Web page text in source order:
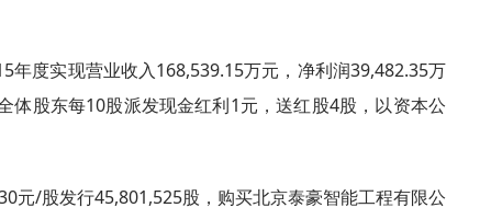
年度实现营业收入168,539.15万元，净利润39,482.35万
体股东每10股派发现金红利1元，送红股4股，以资本公
元/股发行45,801,525股，购买北京泰豪智能工程有限公